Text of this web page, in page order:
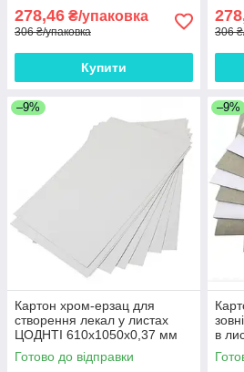
278,46 ₴/упаковка
306 ₴/упаковка
Купити
306
–9%
Картон хром-ерзац для
створення лекал у листах
ЦОДНТІ 610x1050x0,37 мм
щільність 270 г/м2 10 листів
Готово до відправки
–9%
в
270